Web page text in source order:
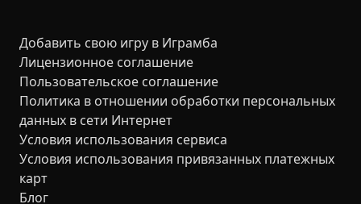
Добавить свою игру в Играмба
Лицензионное соглашение
Пользовательское соглашение
Политика в отношении обработки персональных
данных в сети Интернет
Условия использования сервиса
Условия использования привязанных платежных
карт
Блог